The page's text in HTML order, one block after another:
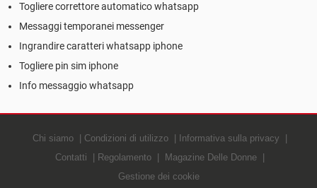
Togliere correttore automatico whatsapp
Messaggi temporanei messenger
Ingrandire caratteri whatsapp iphone
Togliere pin sim iphone
Info messaggio whatsapp
Chi siamo Condizioni di utilizzo
Informativa sulla privacy
Contatti
Regolamento
Magazine Delle Donne
Gestione dei cookie